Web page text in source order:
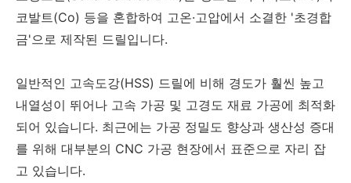
코발트(Co) 등을 혼합하여 고온·고압에서 소결한 '초경합
금'으로 제작된 드릴입니다.
일반적인 고속도강(HSS) 드릴에 비해 경도가 훨씬 높고
내열성이 뛰어나 고속 가공 및 고경도 재료 가공에 최적화
되어 있습니다. 최근에는 가공 정밀도 향상과 생산성 증대
를 위해 대부분의 CNC 가공 현장에서 표준으로 자리 잡
고 있습니다.